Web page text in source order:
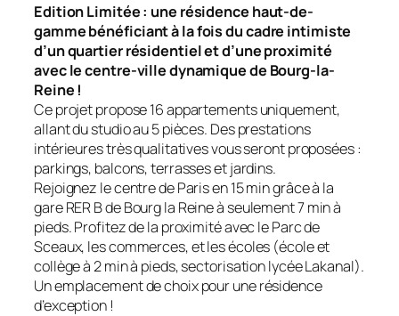
Edition Limitée : une résidence haut-de-
gamme bénéficiant à la fois du cadre intimiste
d’un quartier résidentiel et d’une proximité
avec le centre-ville dynamique de Bourg-la-
Reine !
Ce projet propose 16 appartements uniquement,
allant du studio au 5 pièces. Des prestations
intérieures très qualitatives vous seront proposées :
parkings, balcons, terrasses et jardins.
Rejoignez le centre de Paris en 15 min grâce à la
gare RER B de Bourg la Reine à seulement 7 min à
pieds. Profitez de la proximité avec le Parc de
Sceaux, les commerces, et les écoles (école et
collège à 2 min à pieds, sectorisation lycée Lakanal).
Un emplacement de choix pour une résidence
d’exception !